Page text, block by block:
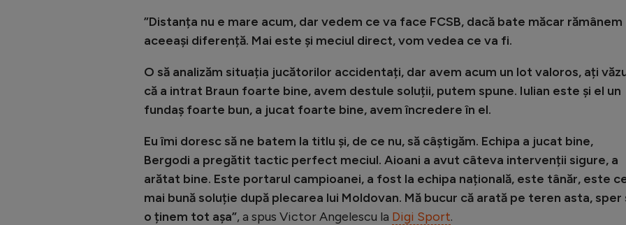
”Distanța nu e mare acum, dar vedem ce va face FCSB, dacă bate măcar rămânem
aceeași diferență. Mai este și meciul direct, vom vedea ce va fi.
O să analizăm situația jucătorilor accidentați, dar avem acum un lot valoros, ați
că a intrat Braun foarte bine, avem destule soluții, putem spune. Iulian este și el un
fundaș foarte bun, a jucat foarte bine, avem încredere în el.
Eu îmi doresc să ne batem la titlu și, de ce nu, să câștigăm. Echipa a jucat bine,
Bergodi a pregătit tactic perfect meciul. Aioani a avut câteva intervenții sigure, a
arătat bine. Este portarul campioanei, a fost la echipa națională, este tânăr, este
mai bună soluție după plecarea lui Moldovan. Mă bucur că arată pe teren asta, sper
o ținem tot așa”, a spus Victor Angelescu la Digi Sport.